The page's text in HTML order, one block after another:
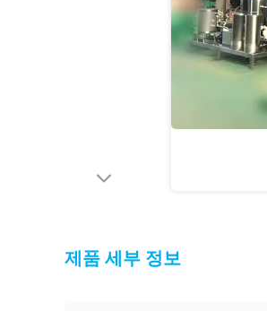
제품 세부 정보